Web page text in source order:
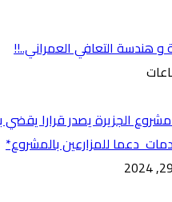
و هندسة التعافي العمراني..!!
دعما للمزارعين بالمشروع*